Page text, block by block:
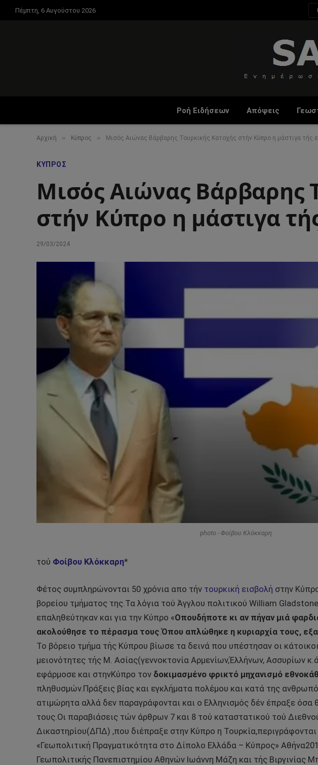
Πέμπτη, 6 Αυγούστου 2026
Ροή Ειδήσεων Απόψεις
Αρχική » Κύπρος » Μισός Αιώνας Βάρβαρης Τουρκικής Κατοχής στήν Κύπρο η μάστιγα τής
ΚΎΠΡΟΣ
Μισός Αιώνας Βάρβαρης
στήν Κύπρο η μάστιγα
29/03/2024
photo - Φοίβου Κλόκκαρη
τού Φοίβου Κλόκκαρη*
Φέτος συμπληρώνονται 50 χρόνια απο τήν τουρκική εισβολή στην
βορείου τμήματος της.Τα λόγια τού Άγγλου πολιτικού William Gladstone
επαληθεύτηκαν και για την Κύπρο «Οπουδήποτε κι αν πήγαν μιά
ακολούθησε το πέρασμα τους.Όπου απλώθηκε η κυριαρχία τους,
Το βόρειο τμήμα τής Κύπρου βίωσε τα δεινά που υπέστησαν οι
μειονότητες τής Μ. Ασίας(γεννοκτονία Αρμενίων,Έλλήνων, Ασσυρίων
εφάρμοσε και στηνΚύπρο τον δοκιμασμένο φρικτό μηχανισμό
πληθυσμών.Πράξεις βίας και εγκλήματα πολέμου και κατά της
ατιμώρητα αλλά δεν παραγράφονται και ο Ελληνισμός δέν έπραξε όσα
τους.Οι παραβιάσεις τών άρθρων 7 και 8 τού καταστατικού τού
Δικαστηρίου(ΔΠΔ) ,που διέπραξε στην Κύπρο η Τουρκία,περιγράφονται
«Γεωπολιτική Πραγματικότητα στο Δίπολο Ελλάδα – Κύπρος»
Γεωπολιτικής Πανεπιστημίου Αθηνών Ιωάννη Μάζη και τής Βιργινίας